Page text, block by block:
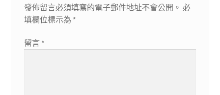
發佈留言必須填寫的電子郵件地址不會公開。 必
填欄位標示為 *
留言 *